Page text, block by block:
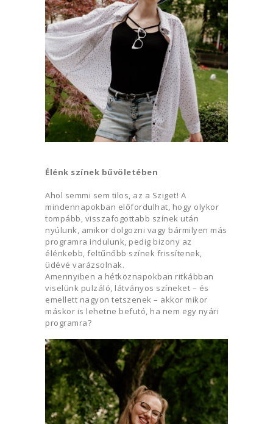
Élénk színek bűvöletében
Ahol semmi sem tilos, az a Sziget! A
mindennapokban előfordulhat, hogy olykor
tompább, visszafogottabb színek után
nyúlunk, amikor dolgozni vagy bármilyen más
programra indulunk, pedig bizony az
élénkebb, feltűnőbb színek frissítenek,
üdévé varázsolnak.
Amennyiben a hétköznapokban ritkábban
viselünk pulzáló, látványos színeket – és
emellett nagyon tetszenek – akkor mikor
máskor is lehetne befutó, ha nem egy nyári
programra?